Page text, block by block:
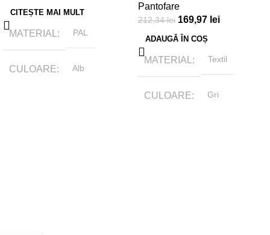
CITEȘTE MAI MULT
MATERIAL PAL
CULOARE Alb
Pantofare
212,34lei 169,97 lei
ADAUGĂ ÎN COȘ
MATERIAL Textil
CULOARE Gri